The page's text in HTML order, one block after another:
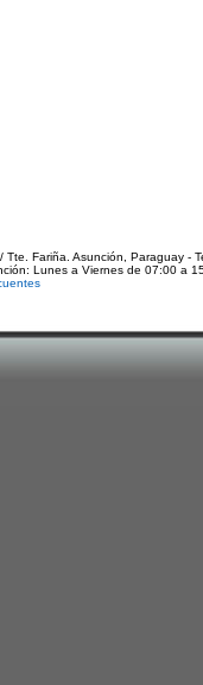
Tte. Fariña. Asunción, Paraguay -
Lunes a Viernes de 07:00 a